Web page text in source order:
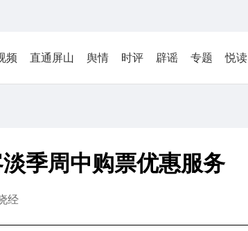
频 直通屏山 舆情 时评 辟谣 专题 悦读
季周中购票优惠服务
经